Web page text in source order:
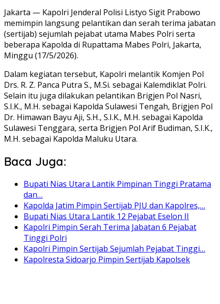
Jakarta — Kapolri Jenderal Polisi Listyo Sigit Prabowo
memimpin langsung pelantikan dan serah terima jabatan
(sertijab) sejumlah pejabat utama Mabes Polri serta
beberapa Kapolda di Rupattama Mabes Polri, Jakarta,
Minggu (17/5/2026).
Dalam kegiatan tersebut, Kapolri melantik Komjen Pol
Drs. R. Z. Panca Putra S., M.Si. sebagai Kalemdiklat Polri.
Selain itu juga dilakukan pelantikan Brigjen Pol Nasri,
S.I.K., M.H. sebagai Kapolda Sulawesi Tengah, Brigjen Pol
Dr. Himawan Bayu Aji, S.H., S.I.K., M.H. sebagai Kapolda
Sulawesi Tenggara, serta Brigjen Pol Arif Budiman, S.I.K.,
M.H. sebagai Kapolda Maluku Utara.
Baca Juga:
Bupati Nias Utara Lantik Pimpinan Tinggi Pratama
dan…
Kapolda Jatim Pimpin Sertijab PJU dan Kapolres,…
Bupati Nias Utara Lantik 12 Pejabat Eselon II
Kapolri Pimpin Serah Terima Jabatan 6 Pejabat
Tinggi Polri
Kapolri Pimpin Sertijab Sejumlah Pejabat Tinggi…
Kapolresta Sidoarjo Pimpin Sertijab Kapolsek